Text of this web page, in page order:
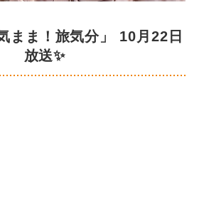
まま！旅気分」 10月22日
放送✨